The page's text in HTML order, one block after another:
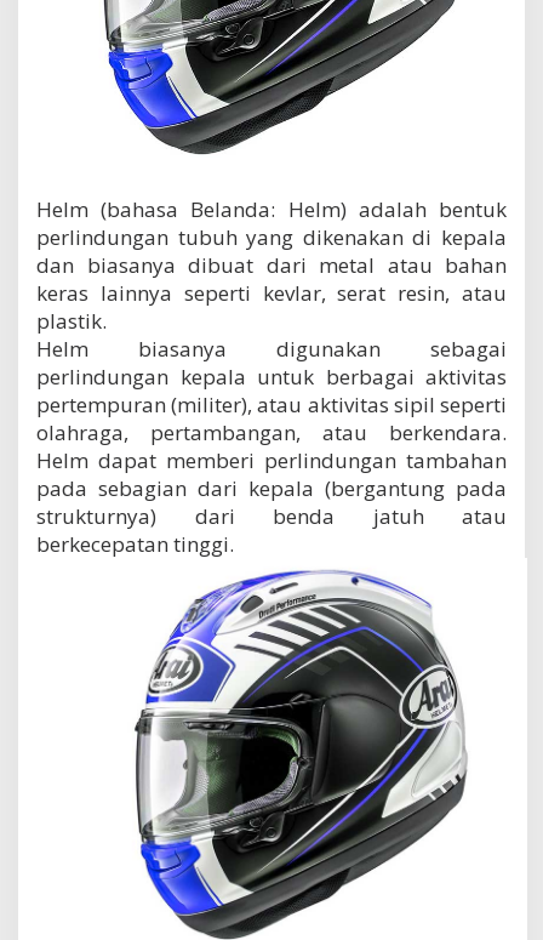
a
H
e
l
m
/
H
m
e
t
d
i
a
Helm (bahasa Belanda: Helm) adalah bentuk
perlindungan tubuh yang dikenakan di kepala
dan biasanya dibuat dari metal atau bahan
keras lainnya seperti kevlar, serat resin, atau
plastik.
Helm biasanya digunakan sebagai
perlindungan kepala untuk berbagai aktivitas
pertempuran (militer), atau aktivitas sipil seperti
olahraga, pertambangan, atau berkendara.
Helm dapat memberi perlindungan tambahan
pada sebagian dari kepala (bergantung pada
strukturnya) dari benda jatuh atau
berkecepatan tinggi.